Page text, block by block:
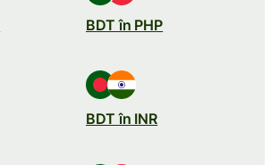
BDT în PHP
BDT în INR